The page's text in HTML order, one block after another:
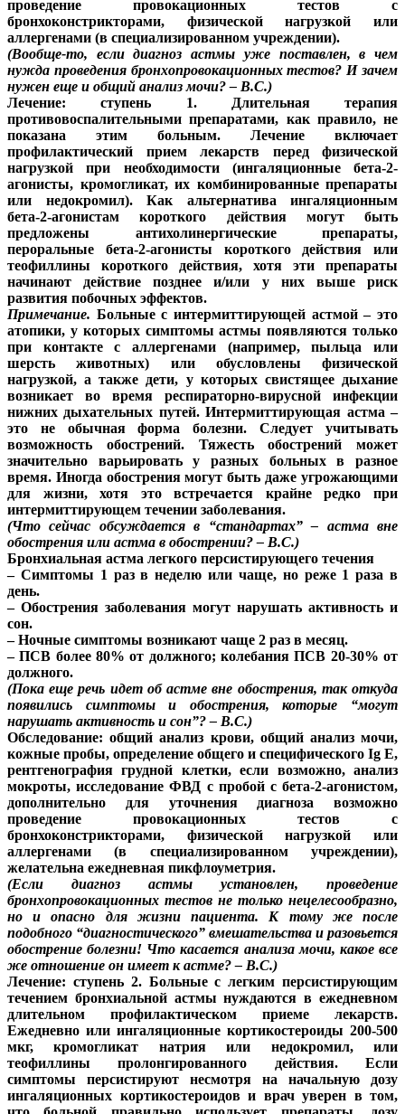
проведение провокационных тестов с
бронхоконстрикторами, физической нагрузкой или
аллергенами (в специализированном учреждении).
(Вообще-то, если диагноз астмы уже поставлен, в чем
нужда проведения бронхопровокационных тестов? И зачем
нужен еще и общий анализ мочи? – В.С.)
Лечение:ступень 1. Длительная терапия
противовоспалительными препаратами, как правило, не
показана этим больным. Лечение включает
профилактический прием лекарств перед физической
нагрузкой при необходимости (ингаляционные бета-2-
агонисты, кромогликат, их комбинированные препараты
или недокромил). Как альтернатива ингаляционным
бета-2-агонистам короткого действия могут быть
предложены антихолинергические препараты,
пероральные бета-2-агонисты короткого действия или
теофиллины короткого действия, хотя эти препараты
начинают действие позднее и/или у них выше риск
развития побочных эффектов.
Примечание. Больные с интермиттирующей астмой – это
атопики, у которых симптомы астмы появляются только
при контакте с аллергенами (например, пыльца или
шерсть животных) или обусловлены физической
нагрузкой, а также дети, у которых свистящее дыхание
возникает во время респираторно-вирусной инфекции
нижних дыхательных путей. Интермиттирующая астма –
это не обычная форма болезни. Следует учитывать
возможность обострений. Тяжесть обострений может
значительно варьировать у разных больных в разное
время. Иногда обострения могут быть даже угрожающими
для жизни, хотя это встречается крайне редко при
интермиттирующем течении заболевания.
(Что сейчас обсуждается в “стандартах” – астма вне
обострения или астма в обострении? – В.С.)
Бронхиальная астма легкого персистирующего течения
– Симптомы 1 раз в неделю или чаще, но реже 1 раза в
день.
– Обострения заболевания могут нарушать активность и
сон.
– Ночные симптомы возникают чаще 2 раз в месяц.
– ПСВ более 80% от должного; колебания ПСВ 20-30% от
должного.
(Пока еще речь идет об астме вне обострения, так откуда
появились симптомы и обострения, которые “могут
нарушать активность и сон”? – В.С.)
Обследование:общий анализ крови, общий анализ мочи,
кожные пробы, определение общего и специфического Ig Е,
рентгенография грудной клетки, если возможно, анализ
мокроты, исследование ФВД с пробой с бета-2-агонистом,
дополнительно для уточнения диагноза возможно
проведение провокационных тестов с
бронхоконстрикторами, физической нагрузкой или
аллергенами (в специализированном учреждении),
желательна ежедневная пикфлоуметрия.
(Если диагноз астмы установлен, проведение
бронхопровокационных тестов не только нецелесообразно,
но и опасно для жизни пациента. К тому же после
подобного “диагностического” вмешательства и разовьется
обострение болезни! Что касается анализа мочи, какое все
же отношение он имеет к астме? – В.С.)
Лечение: ступень 2. Больные с легким персистирующим
течением бронхиальной астмы нуждаются в ежедневном
длительном профилактическом приеме лекарств.
Ежедневно или ингаляционные кортикостероиды 200-500
мкг, кромогликат натрия или недокромил, или
теофиллины пролонгированного действия. Если
симптомы персистируют несмотря на начальную дозу
ингаляционных кортикостероидов и врач уверен в том,